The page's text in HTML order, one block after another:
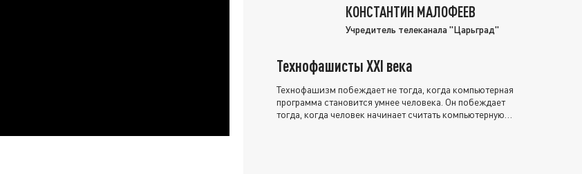
КОНСТАНТИН МАЛОФЕЕВ
Учредитель телеканала "Царьград"
Технофашисты XXI века
Технофашизм побеждает не тогда, когда компьютерная
программа становится умнее человека. Он побеждает
тогда, когда человек начинает считать компьютерную